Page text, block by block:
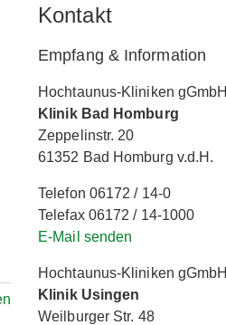
Kontakt
Empfang & Information
Hochtaunus-Kliniken gGmbH
Klinik Bad Homburg
Zeppelinstr. 20
61352 Bad Homburg v.d.H.
Telefon 06172 / 14-0
Telefax 06172 / 14-1000
E-Mail senden
Hochtaunus-Kliniken gGmbH
Klinik Usingen
Weilburger Str. 48